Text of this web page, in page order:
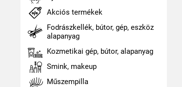
Akciós termékek
Fodrászkellék, bútor, gép, eszköz
alapanyag
Kozmetikai gép, bútor, alapanyag
Smink, makeup
Műszempilla